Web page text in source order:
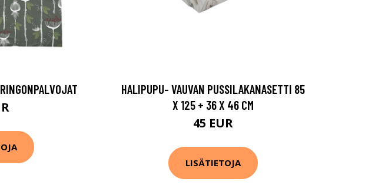
HALIPUPU- VAUVAN PUSSILAKANASETTI 85
X 125 + 36 X 46 CM
45 EUR
LISÄTIETOJA